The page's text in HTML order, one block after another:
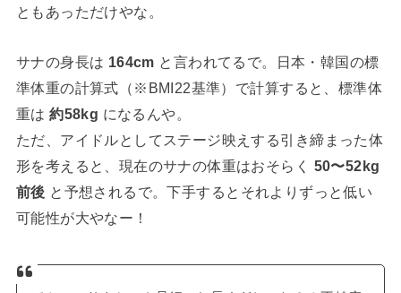
ともあっただけやな。
サナの身長は 164cm と言われてるで。日本・韓国の標
準体重の計算式（※BMI22基準）で計算すると、標準体
重は約58kg になるんや。
ただ、アイドルとしてステージ映えする引き締まった体
形を考えると、現在のサナの体重はおそらく 50〜52kg
前後 と予想されるで。下手するとそれよりずっと低い
可能性が大やなー！